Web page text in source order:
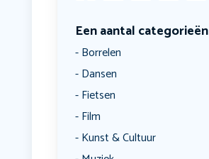
Een aantal categorieën
Borrelen
Dansen
Fietsen
Film
Kunst & Cultuur